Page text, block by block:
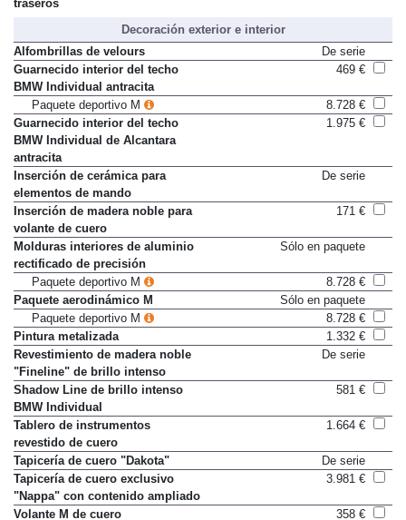
Decoración exterior e interior
Alfombrillas de velours
De serie
Guarnecido interior del techo
BMW Individual antracita
Paquete deportivo M
8.728 €
Guarnecido interior del techo
BMW Individual de Alcantara
antracita
Inserción de cerámica para
elementos de mando
Inserción de madera noble para
volante de cuero
Molduras interiores de aluminio
rectificado de precisión
Paquete deportivo M
8.728 €
Paquete aerodinámico M
Sólo en paquete
Paquete deportivo M
8.728 €
Pintura metalizada
1.332 €
Revestimiento de madera noble
"Fineline" de brillo intenso
Shadow Line de brillo intenso
BMW Individual
Tablero de instrumentos
revestido de cuero
Tapicería de cuero "Dakota"
De serie
Tapicería de cuero exclusivo
"Nappa" con contenido ampliado